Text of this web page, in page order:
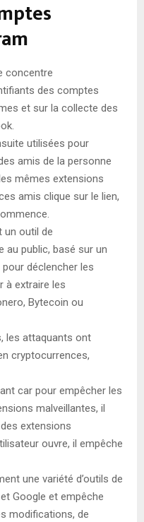
concentre
des comptes
et sur la collecte des
utilisées pour
amis de la personne
mêmes extensions
amis clique sur le lien,
un outil de
au public, basé sur un
déclencher les
à extraire les
Bytecoin ou
les attaquants ont
cryptocurrences,
car pour empêcher les
malveillantes, il
extensions
ouvre, il empêche
une variété d’outils de
Google et empêche
modifications, de